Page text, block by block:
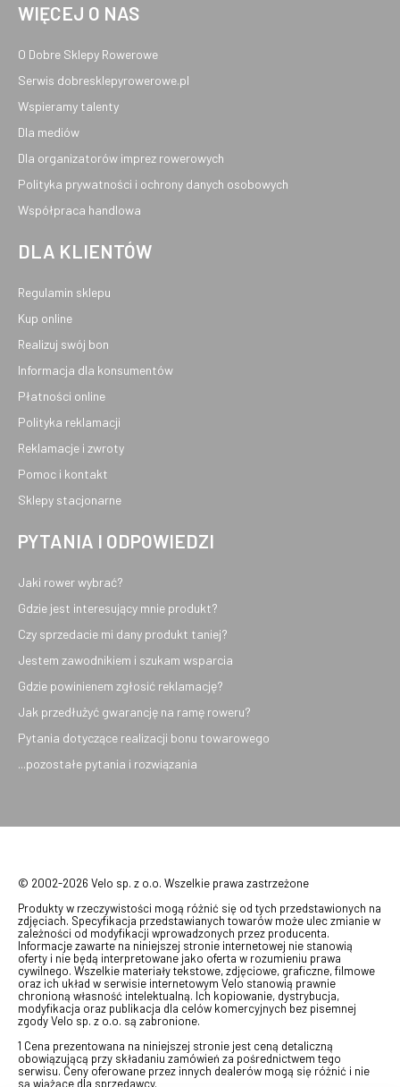
WIĘCEJ O NAS
O Dobre Sklepy Rowerowe
Serwis dobresklepyrowerowe.pl
Wspieramy talenty
Dla mediów
Dla organizatorów imprez rowerowych
Polityka prywatności i ochrony danych osobowych
Współpraca handlowa
DLA KLIENTÓW
Regulamin sklepu
Kup online
Realizuj swój bon
Informacja dla konsumentów
Płatności online
Polityka reklamacji
Reklamacje i zwroty
Pomoc i kontakt
Sklepy stacjonarne
PYTANIA I ODPOWIEDZI
Jaki rower wybrać?
Gdzie jest interesujący mnie produkt?
Czy sprzedacie mi dany produkt taniej?
Jestem zawodnikiem i szukam wsparcia
Gdzie powinienem zgłosić reklamację?
Jak przedłużyć gwarancję na ramę roweru?
Pytania dotyczące realizacji bonu towarowego
...pozostałe pytania i rozwiązania
© 2002-2026 Velo sp. z o.o. Wszelkie prawa zastrzeżone
Produkty w rzeczywistości mogą różnić się od tych przedstawionych na
zdjęciach. Specyfikacja przedstawianych towarów może ulec zmianie w
zależności od modyfikacji wprowadzonych przez producenta.
Informacje zawarte na niniejszej stronie internetowej nie stanowią
oferty i nie będą interpretowane jako oferta w rozumieniu prawa
cywilnego. Wszelkie materiały tekstowe, zdjęciowe, graficzne, filmowe
oraz ich układ w serwisie internetowym Velo stanowią prawnie
chronioną własność intelektualną. Ich kopiowanie, dystrybucja,
modyfikacja oraz publikacja dla celów komercyjnych bez pisemnej
zgody Velo sp. z o.o. są zabronione.
1 Cena prezentowana na niniejszej stronie jest ceną detaliczną
obowiązującą przy składaniu zamówień za pośrednictwem tego
serwisu. Ceny oferowane przez innych dealerów mogą się różnić i nie
są wiążące dla sprzedawcy.